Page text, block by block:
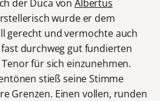
der Duca von Albertus
wurde er dem
gerecht und vermochte auch
durchweg gut fundierten
für sich einzunehmen.
stieß seine Stimme
Grenzen. Einen vollen, runden